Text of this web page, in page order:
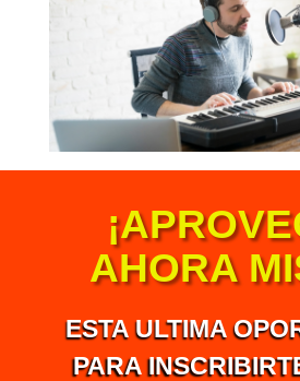
AHORA
ESTA ULTIMA
PARA